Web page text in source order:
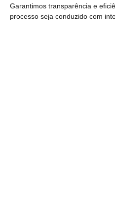
Garantimos transparência e
processo seja conduzido com